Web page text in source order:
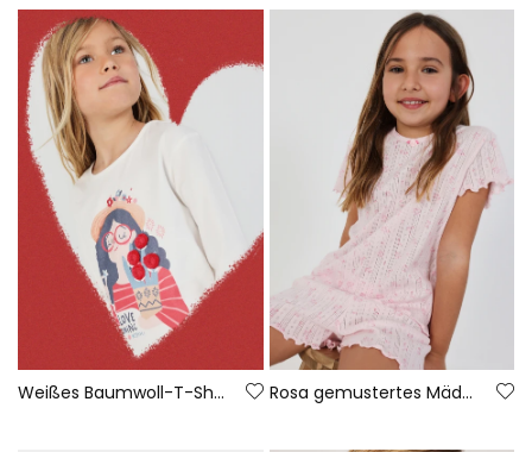
Weißes Baumwoll-T-Shirt für Mädchen Rosa gemustertes Mädchenpyjama